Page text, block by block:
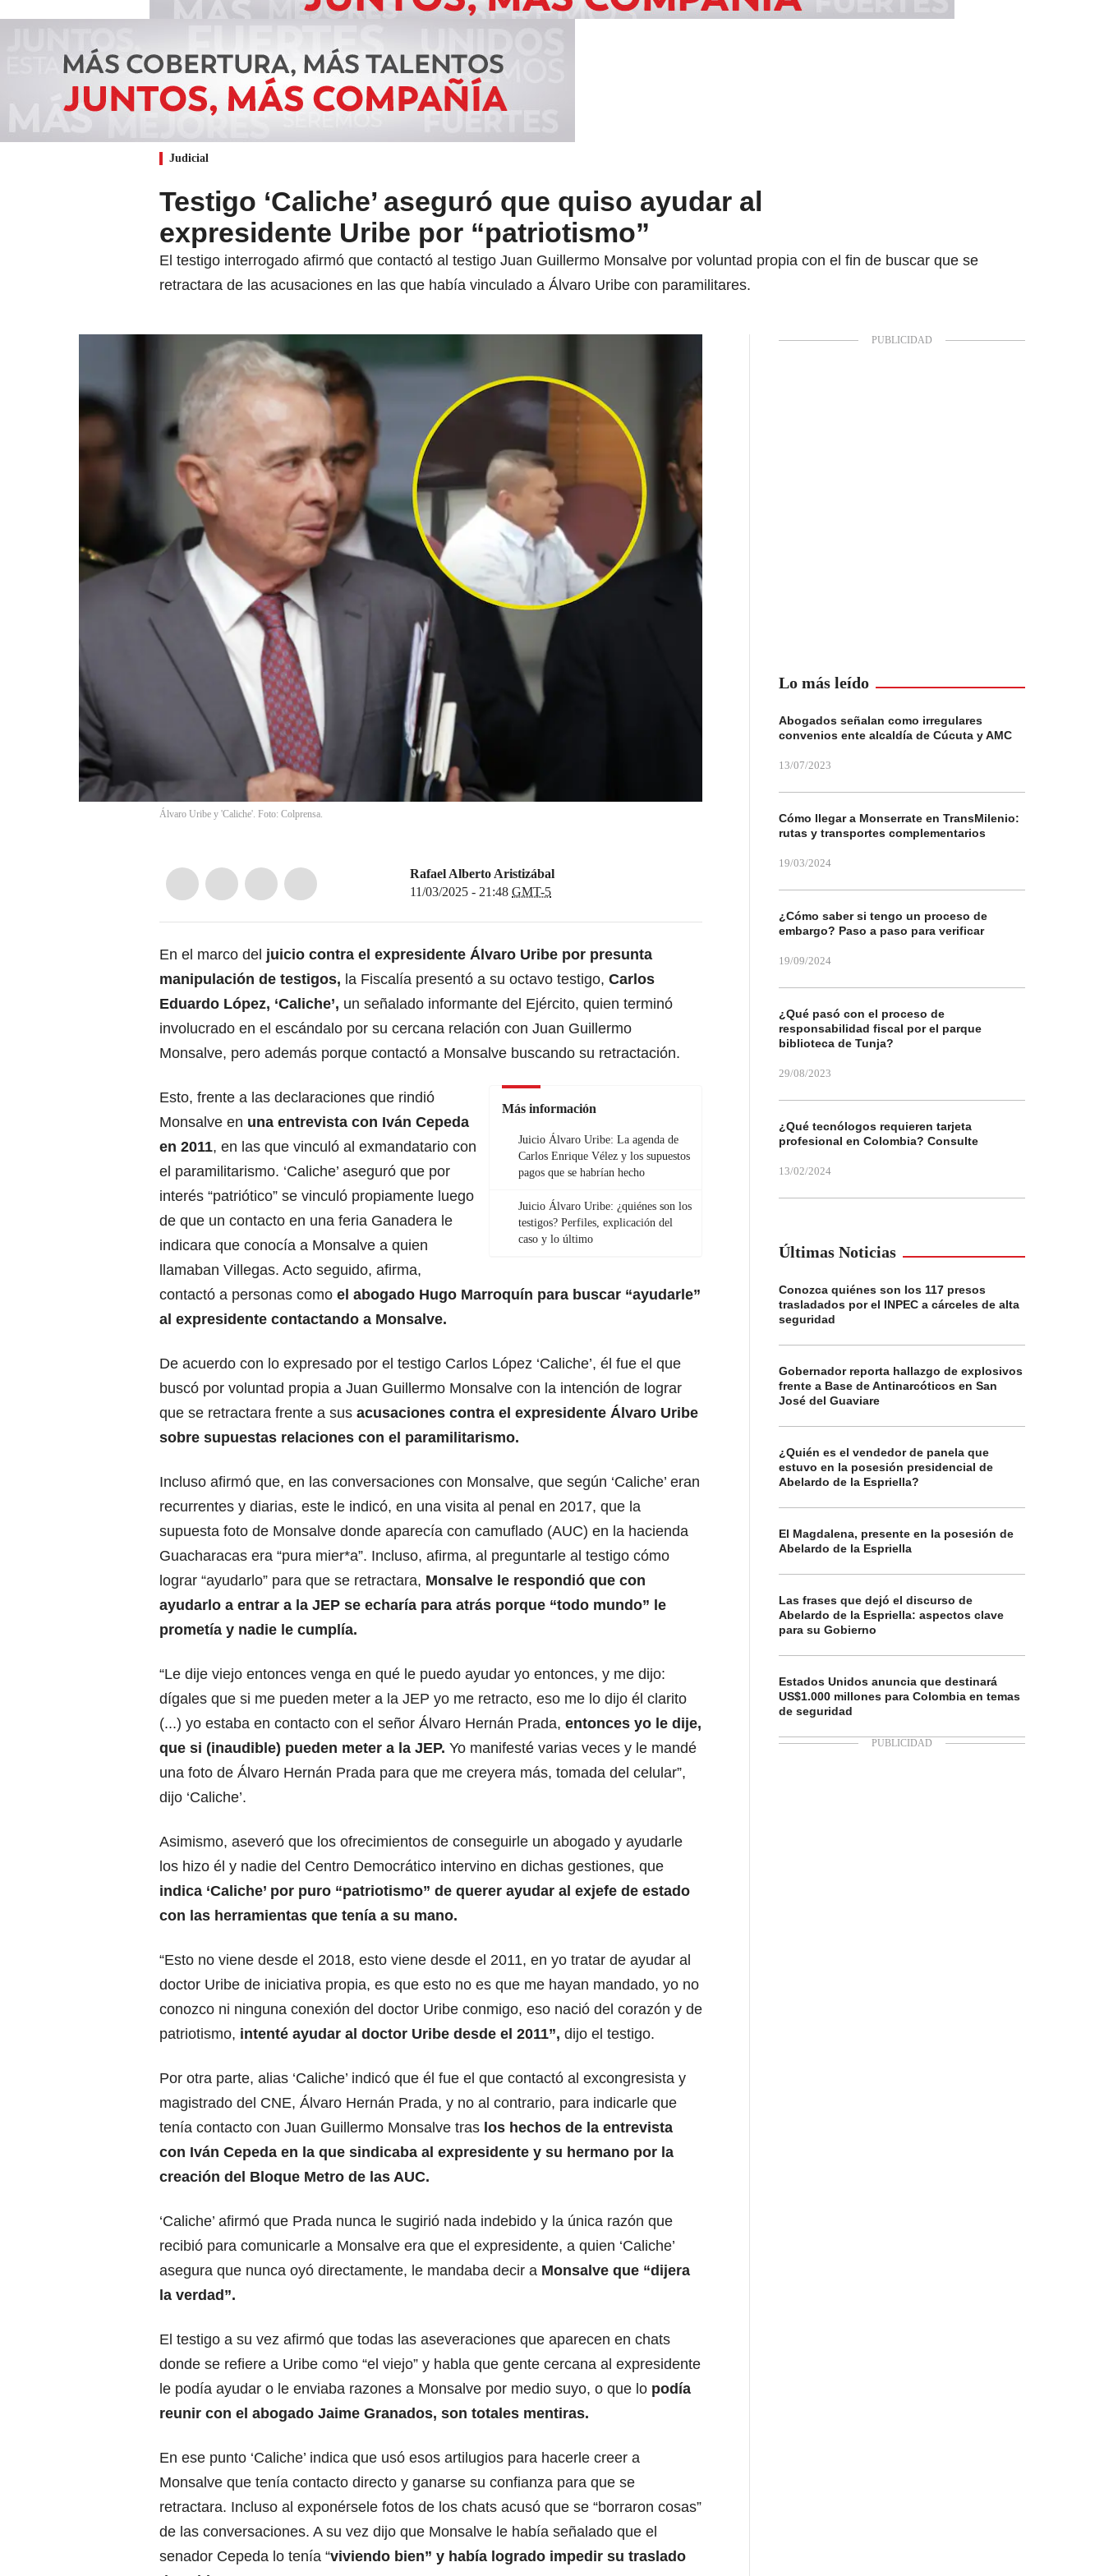
Judicial
Testigo ‘Caliche’ aseguró que quiso ayudar al
expresidente Uribe por “patriotismo”
El testigo interrogado afirmó que contactó al testigo Juan Guillermo Monsalve por voluntad propia con el fin de buscar que se
retractara de las acusaciones en las que había vinculado a Álvaro Uribe con paramilitares.
Álvaro Uribe y 'Caliche'. Foto: Colprensa.
Rafael Alberto Aristizábal
11/03/2025 - 21:48 GMT-5
En el marco del juicio contra el expresidente Álvaro Uribe por presunta
manipulación de testigos, la Fiscalía presentó a su octavo testigo, Carlos
Eduardo López, ‘Caliche’, un señalado informante del Ejército, quien terminó
involucrado en el escándalo por su cercana relación con Juan Guillermo
Monsalve, pero además porque contactó a Monsalve buscando su retractación.
Más información
Juicio Álvaro Uribe: La agenda de
Carlos Enrique Vélez y los supuestos
pagos que se habrían hecho
Juicio Álvaro Uribe: ¿quiénes son los
testigos? Perfiles, explicación del
caso y lo último
Esto, frente a las declaraciones que rindió
Monsalve en una entrevista con Iván Cepeda
en 2011, en las que vinculó al exmandatario con
el paramilitarismo. ‘Caliche’ aseguró que por
interés “patriótico” se vinculó propiamente luego
de que un contacto en una feria Ganadera le
indicara que conocía a Monsalve a quien
llamaban Villegas. Acto seguido, afirma,
contactó a personas como el abogado Hugo Marroquín para buscar “ayudarle”
al expresidente contactando a Monsalve.
De acuerdo con lo expresado por el testigo Carlos López ‘Caliche’, él fue el que
buscó por voluntad propia a Juan Guillermo Monsalve con la intención de lograr
que se retractara frente a sus acusaciones contra el expresidente Álvaro Uribe
sobre supuestas relaciones con el paramilitarismo.
Incluso afirmó que, en las conversaciones con Monsalve, que según ‘Caliche’ eran
recurrentes y diarias, este le indicó, en una visita al penal en 2017, que la
supuesta foto de Monsalve donde aparecía con camuflado (AUC) en la hacienda
Guacharacas era “pura mier*a”. Incluso, afirma, al preguntarle al testigo cómo
lograr “ayudarlo” para que se retractara, Monsalve le respondió que con
ayudarlo a entrar a la JEP se echaría para atrás porque “todo mundo” le
prometía y nadie le cumplía.
“Le dije viejo entonces venga en qué le puedo ayudar yo entonces, y me dijo:
dígales que si me pueden meter a la JEP yo me retracto, eso me lo dijo él clarito
(...) yo estaba en contacto con el señor Álvaro Hernán Prada, entonces yo le dije,
que si (inaudible) pueden meter a la JEP. Yo manifesté varias veces y le mandé
una foto de Álvaro Hernán Prada para que me creyera más, tomada del celular”,
dijo ‘Caliche’.
Asimismo, aseveró que los ofrecimientos de conseguirle un abogado y ayudarle
los hizo él y nadie del Centro Democrático intervino en dichas gestiones, que
indica ‘Caliche’ por puro “patriotismo” de querer ayudar al exjefe de estado
con las herramientas que tenía a su mano.
“Esto no viene desde el 2018, esto viene desde el 2011, en yo tratar de ayudar al
doctor Uribe de iniciativa propia, es que esto no es que me hayan mandado, yo no
conozco ni ninguna conexión del doctor Uribe conmigo, eso nació del corazón y de
patriotismo, intenté ayudar al doctor Uribe desde el 2011”, dijo el testigo.
Por otra parte, alias ‘Caliche’ indicó que él fue el que contactó al excongresista y
magistrado del CNE, Álvaro Hernán Prada, y no al contrario, para indicarle que
tenía contacto con Juan Guillermo Monsalve tras los hechos de la entrevista
con Iván Cepeda en la que sindicaba al expresidente y su hermano por la
creación del Bloque Metro de las AUC.
‘Caliche’ afirmó que Prada nunca le sugirió nada indebido y la única razón que
recibió para comunicarle a Monsalve era que el expresidente, a quien ‘Caliche’
asegura que nunca oyó directamente, le mandaba decir a Monsalve que “dijera
la verdad”.
El testigo a su vez afirmó que todas las aseveraciones que aparecen en chats
donde se refiere a Uribe como “el viejo” y habla que gente cercana al expresidente
le podía ayudar o le enviaba razones a Monsalve por medio suyo, o que lo podía
reunir con el abogado Jaime Granados, son totales mentiras.
En ese punto ‘Caliche’ indica que usó esos artilugios para hacerle creer a
Monsalve que tenía contacto directo y ganarse su confianza para que se
retractara. Incluso al exponérsele fotos de los chats acusó que se “borraron cosas”
de las conversaciones. A su vez dijo que Monsalve le había señalado que el
senador Cepeda lo tenía “viviendo bien” y había logrado impedir su traslado
Lo más leído
Abogados señalan como irregulares
convenios ente alcaldía de Cúcuta y AMC
13/07/2023
Cómo llegar a Monserrate en TransMilenio:
rutas y transportes complementarios
19/03/2024
¿Cómo saber si tengo un proceso de
embargo? Paso a paso para verificar
19/09/2024
¿Qué pasó con el proceso de
responsabilidad fiscal por el parque
biblioteca de Tunja?
29/08/2023
¿Qué tecnólogos requieren tarjeta
profesional en Colombia? Consulte
13/02/2024
Últimas Noticias
Conozca quiénes son los 117 presos
trasladados por el INPEC a cárceles de alta
seguridad
Gobernador reporta hallazgo de explosivos
frente a Base de Antinarcóticos en San
José del Guaviare
¿Quién es el vendedor de panela que
estuvo en la posesión presidencial de
Abelardo de la Espriella?
El Magdalena, presente en la posesión de
Abelardo de la Espriella
Las frases que dejó el discurso de
Abelardo de la Espriella: aspectos clave
para su Gobierno
Estados Unidos anuncia que destinará
US$1.000 millones para Colombia en temas
de seguridad